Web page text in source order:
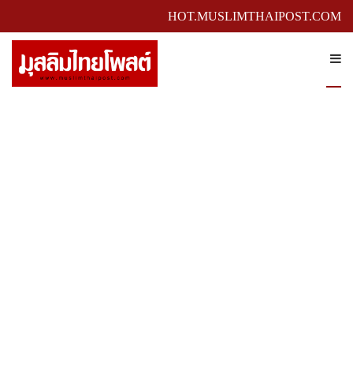
HOT.MUSLIMTHAIPOST.COM